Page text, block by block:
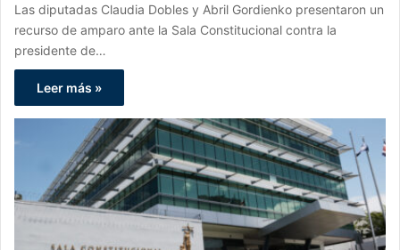
Las diputadas Claudia Dobles y Abril Gordienko presentaron un
recurso de amparo ante la Sala Constitucional contra la
presidente de…
Leer más »